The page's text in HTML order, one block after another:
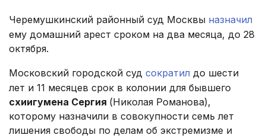
Черемушкинский районный суд Москвы назначил
ему домашний арест сроком на два месяца, до 28
октября.
Московский городской суд сократил до шести
лет и 11 месяцев срок в колонии для бывшего
схиигумена Сергия (Николая Романова),
которому назначили в совокупности семь лет
лишения свободы по делам об экстремизме и